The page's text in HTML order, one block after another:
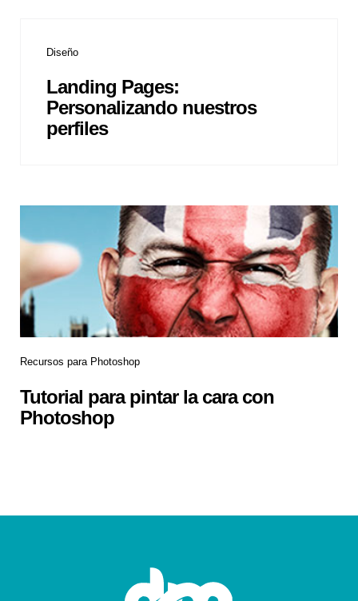
Diseño
Landing Pages:
Personalizando nuestros
perfiles
Recursos para Photoshop
Tutorial para pintar la cara con
Photoshop